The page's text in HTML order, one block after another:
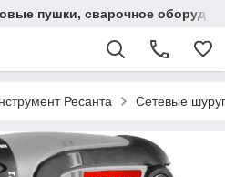
пушки, сварочное
Ресанта Сетевые